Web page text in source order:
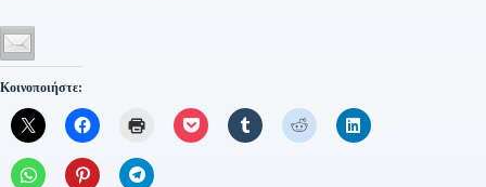
Κοινοποιήστε: